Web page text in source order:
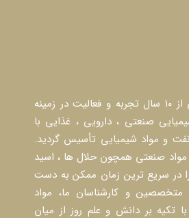
شرکت پترو آلتون با بیش از ۱۰ سال تجربه و فعالیت در زمینه
صنعتی ، دارویی ، غذایی با
و مواد شیمیایی تأسیس گردید.
مواد صنعتی همچون حلال ها ، اسید
در سریع ترین زمان ممکن به دست
و کارشناسان ما، مواد
تکیه بر دانش و علم روز از میان